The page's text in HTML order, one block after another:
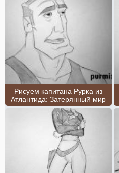
Рисуем капитана Рурка из
Атлантида: Затерянный мир